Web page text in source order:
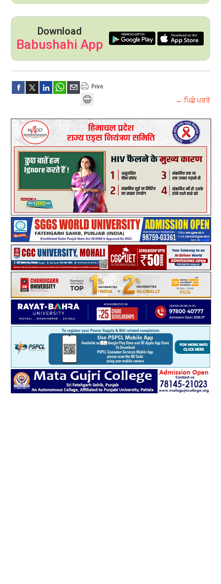
Download
Babushahi App
← ਪਿਛੇ ਪਰਤੋ